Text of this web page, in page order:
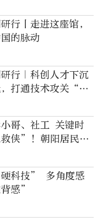
行丨走进这座馆，
的脉动
行｜科创人才下沉
打通技术攻关“最
哥、社工 关键时
侠”！朝阳居民有
者
科技” 多角度感
感”